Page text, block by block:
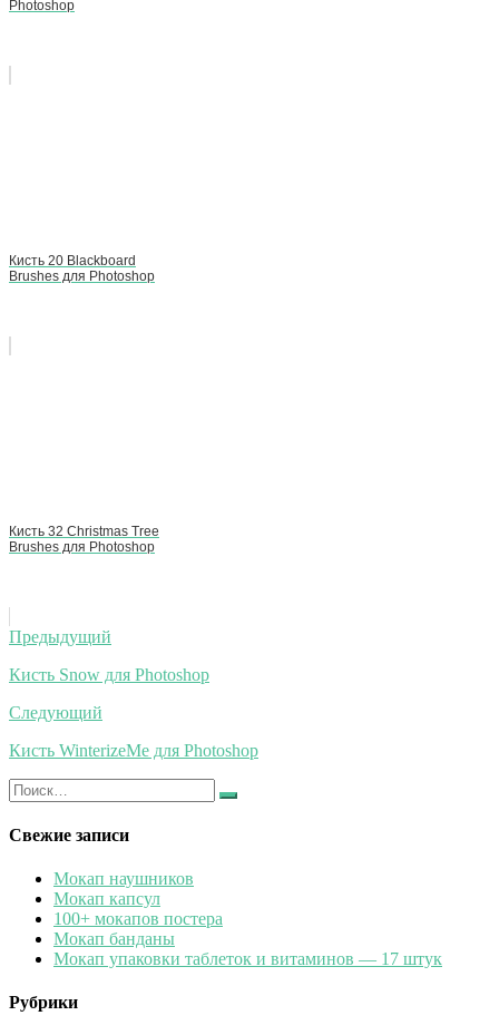
Photoshop
Кисть 20 Blackboard
Brushes для Photoshop
Кисть 32 Christmas Tree
Brushes для Photoshop
Навигация
по
записям
Предыдущий
Кисть Snow для Photoshop
Следующий
Кисть WinterizeMe для Photoshop
Искать:
Найти
Свежие записи
Мокап наушников
Мокап капсул
100+ мокапов постера
Мокап банданы
Мокап упаковки таблеток и витаминов — 17 штук
Рубрики